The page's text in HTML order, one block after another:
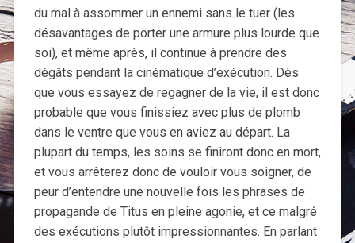
du mal à assommer un ennemi sans le tuer (les
désavantages de porter une armure plus lourde que
soi), et même après, il continue à prendre des
dégâts pendant la cinématique d’exécution. Dès
que vous essayez de regagner de la vie, il est donc
probable que vous finissiez avec plus de plomb
dans le ventre que vous en aviez au départ. La
plupart du temps, les soins se finiront donc en mort,
et vous arrêterez donc de vouloir vous soigner, de
peur d’entendre une nouvelle fois les phrases de
propagande de Titus en pleine agonie, et ce malgré
des exécutions plutôt impressionnantes. En parlant